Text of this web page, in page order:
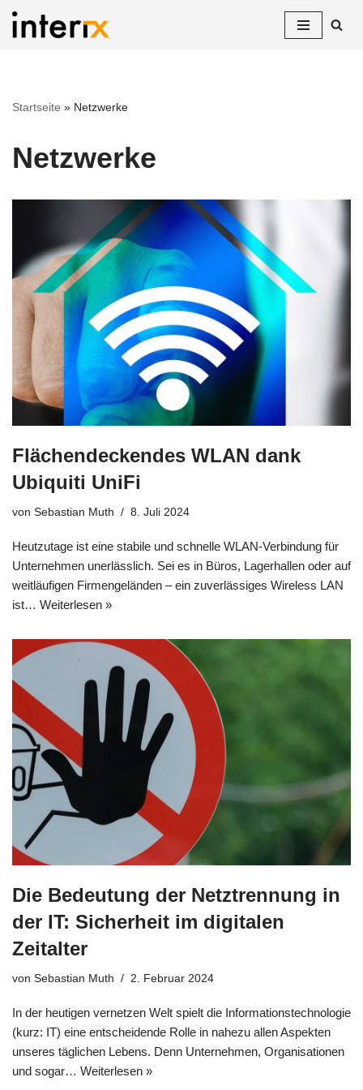
Startseite » Netzwerke
Netzwerke
Flächendeckendes WLAN dank
Ubiquiti UniFi
von Sebastian Muth 8. Juli 2024
Heutzutage ist eine stabile und schnelle WLAN-Verbindung für
Unternehmen unerlässlich. Sei es in Büros, Lagerhallen oder auf
weitläufigen Firmengeländen – ein zuverlässiges Wireless LAN
ist… Weiterlesen »
Die Bedeutung der Netztrennung in
der IT: Sicherheit im digitalen
Zeitalter
von Sebastian Muth 2. Februar 2024
In der heutigen vernetzen Welt spielt die Informationstechnologie
(kurz: IT) eine entscheidende Rolle in nahezu allen Aspekten
unseres täglichen Lebens. Denn Unternehmen, Organisationen
und sogar… Weiterlesen »